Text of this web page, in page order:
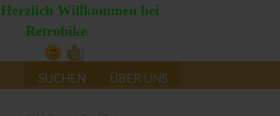
Herzlich Willkommen bei
Retrobike
SUCHEN ÜBER UNS